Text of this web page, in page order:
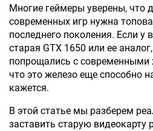
Многие геймеры уверены, что
современных игр нужна
последнего поколения. Если у
старая GTX 1650 или ее
попрощались с современными
что это железо еще способно
кажется.
В этой статье мы разберем
заставить старую видеокарту